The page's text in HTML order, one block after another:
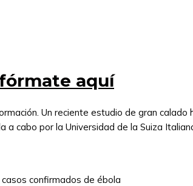
aquí
Un reciente estudio de gran calado
cabo por la Universidad de la Suiza